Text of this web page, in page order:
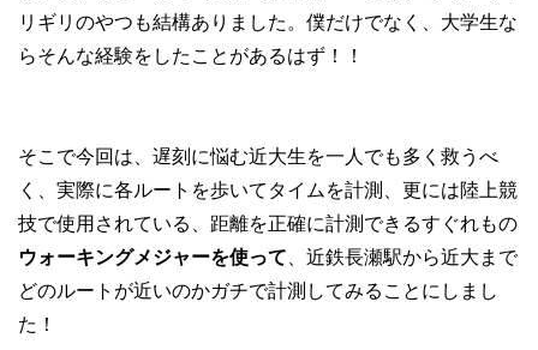
リギリのやつも結構ありました。僕だけでなく、大学生な
らそんな経験をしたことがあるはず！！
そこで今回は、遅刻に悩む近大生を一人でも多く救うべ
く、実際に各ルートを歩いてタイムを計測、更には陸上競
技で使用されている、距離を正確に計測できるすぐれもの
ウォーキングメジャーを使って 、近鉄長瀬駅から近大まで
どのルートが近いのかガチで計測してみることにしまし
た！